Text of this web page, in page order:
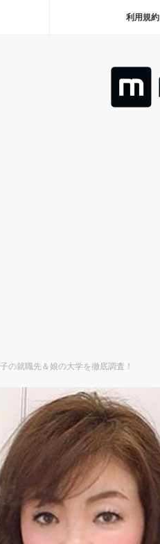
利用規約
の就職先＆娘の大学を徹底調査！